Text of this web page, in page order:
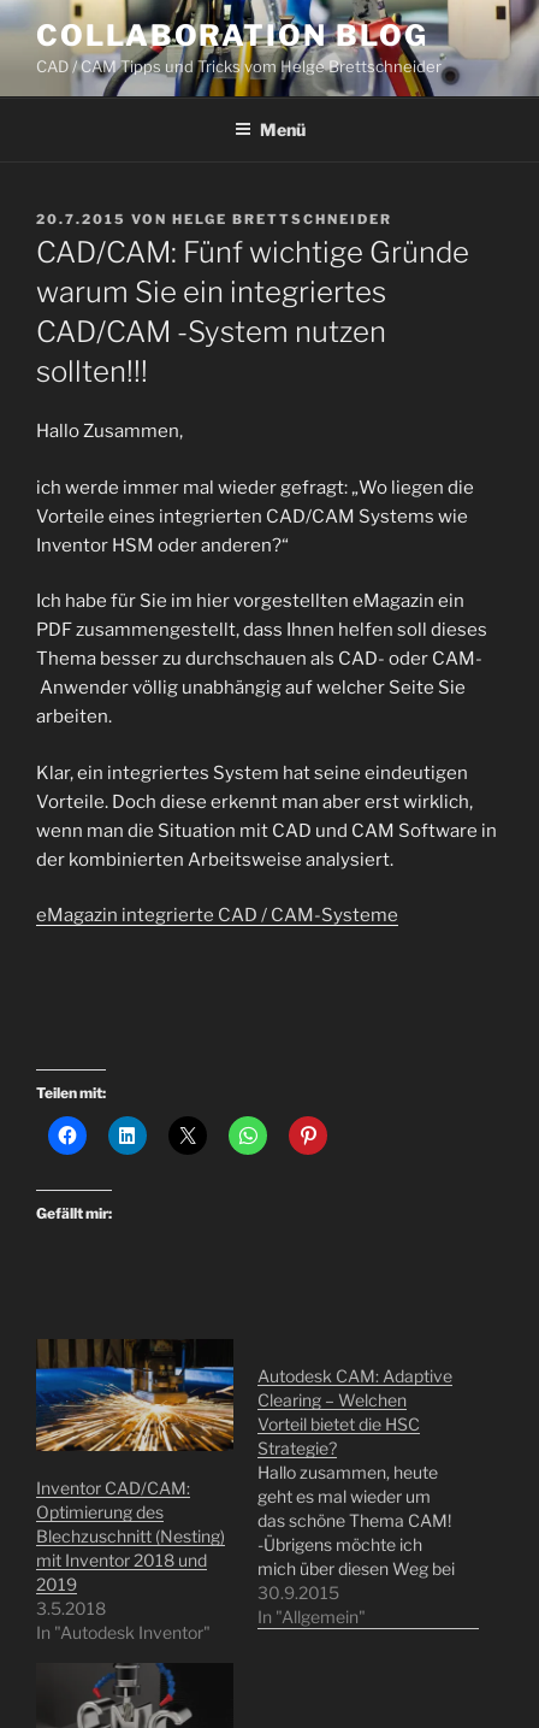
Zum
Inhalt
springen
COLLABORATION BLOG
CAD / CAM Tipps und Tricks vom Helge Brettschneider
Menü
VERÖFFENTLICHT
AM
20.7.2015 VON HELGE BRETTSCHNEIDER
CAD/CAM: Fünf wichtige Gründe
warum Sie ein integriertes
CAD/CAM -System nutzen
sollten!!!
Hallo Zusammen,
ich werde immer mal wieder gefragt: „Wo liegen die
Vorteile eines integrierten CAD/CAM Systems wie
Inventor HSM oder anderen?“
Ich habe für Sie im hier vorgestellten eMagazin ein
PDF zusammengestellt, dass Ihnen helfen soll dieses
Thema besser zu durchschauen als CAD- oder CAM-
Anwender völlig unabhängig auf welcher Seite Sie
arbeiten.
Klar, ein integriertes System hat seine eindeutigen
Vorteile. Doch diese erkennt man aber erst wirklich,
wenn man die Situation mit CAD und CAM Software in
der kombinierten Arbeitsweise analysiert.
eMagazin integrierte CAD / CAM-Systeme
Teilen mit:
Gefällt mir:
Inventor CAD/CAM:
Optimierung des
Blechzuschnitt (Nesting)
mit Inventor 2018 und
2019
3.5.2018
In "Autodesk Inventor"
Autodesk CAM: Adaptive
Clearing – Welchen
Vorteil bietet die HSC
Strategie?
Hallo zusammen, heute
geht es mal wieder um
das schöne Thema CAM!
-Übrigens möchte ich
mich über diesen Weg bei
den Besuchern meines
Online Seminars gestern
30.9.2015
In "Allgemein"